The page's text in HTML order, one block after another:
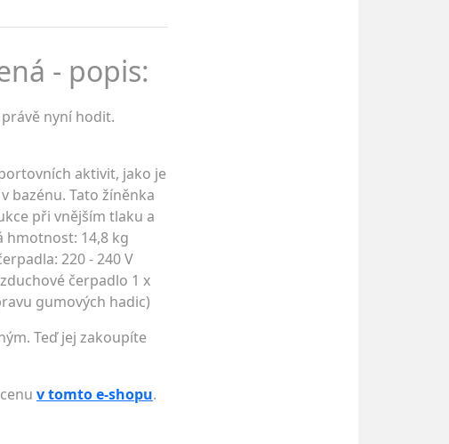
- popis:
nyní hodit.
aktivit, jako je
bazénu. Tato žíněnka
při vnějším tlaku a
hmotnost: 14,8 kg
220 - 240 V
čerpadlo 1 x
gumových hadic)
Teď jej zakoupíte
v tomto e-shopu.